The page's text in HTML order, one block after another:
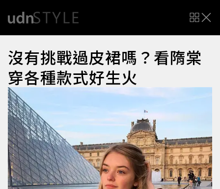
沒有挑戰過皮裙嗎？看隋棠
穿各種款式好生火